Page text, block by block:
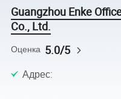
Guangzhou Enke
Co., Ltd.
Оценка 5.0/5
Адрес: